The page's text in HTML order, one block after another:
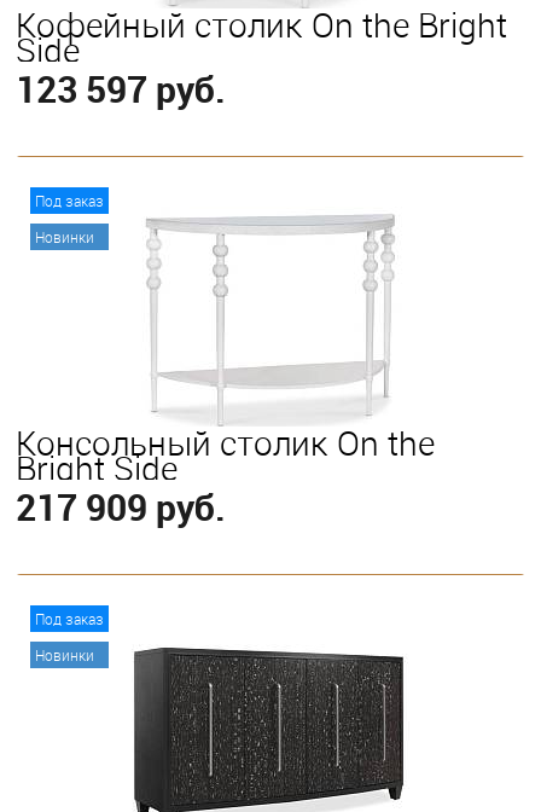
Кофейный столик On the Bright
Side
123 597 руб.
Под заказ
Новинки
Консольный столик On the
Bright Side
217 909 руб.
Под заказ
Новинки